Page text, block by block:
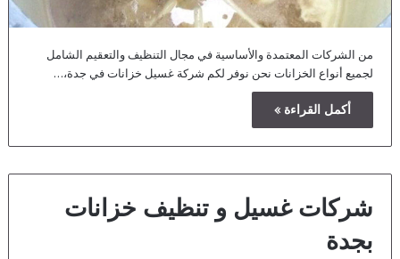
من الشركات المعتمدة والأساسية في مجال التنظيف والتعقيم الشامل
لجميع أنواع الخزانات نحن نوفر لكم شركة غسيل خزانات في جدة،…
أكمل القراءة »
شركات غسيل و تنظيف خزانات
بجدة